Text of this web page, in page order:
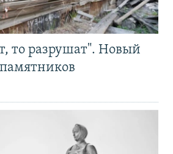
то разрушат". Новый